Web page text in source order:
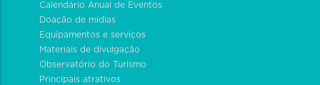
Calendário Anual de Eventos
Doação de mídias
Equipamentos e serviços
Materiais de divulgação
Observatório do Turismo
Principais atrativos